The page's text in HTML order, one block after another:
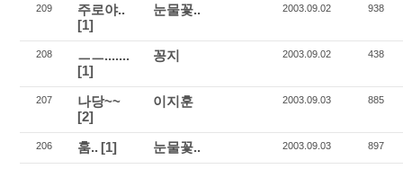
209
주로야..
[1]
눈물꽃.. 2003.09.02 938
208
ㅡㅡ.......
[1]
꽁지 2003.09.02 438
207
나당~~
[2]
이지훈 2003.09.03 885
206 훔.. [1] 눈물꽃.. 2003.09.03 897